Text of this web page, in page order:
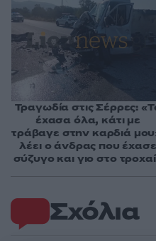
Σχόλια
Τραγωδία στις Σέρρες:
έχασα όλα, κάτι με
τράβαγε στην καρδιά
λέει ο άνδρας που έχασε
σύζυγο και γιο στο